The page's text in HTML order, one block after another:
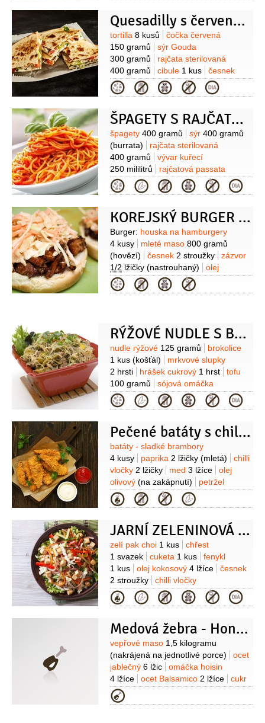
Quesadilly s červenou čočkou
Suroviny
tortilla 8 kusů
čočka červená
150 gramů
sýr Gouda
300 gramů
rajčata sterilovaná
400 gramů
cibule 1 kus
česnek
2 stroužky
kmín římský
1 lžíce
(drcený)
chilli vločky1/2lžičky
olej
1 kus
petržel hladkolistá
1 hrst
česnek 2 stroužky
šťáva
limetková
(z 1 limetky)
olej olivový
50 mililitrů
mandle 1 hrst
Kategorie
ŠPAGETY S RAJČATOVOU OMÁČKOU A BURRATOU
Suroviny
špagety 400 gramů sýr 400 gramů
(burrata)
rajčata sterilovaná
400 gramů
vývar kuřecí
250 mililitrů
rajčatová passata
100 gramů
cibule 1 kus
česnek
2 stroužky
chilli vločky(podle
Kategorie
KOREJSKÝ BURGER S KIMČI
Suroviny
Burger: houska na hamburgery
4 kusy
mleté maso 800 gramů
(hovězí)
česnek 2 stroužky
zázvor
1/2 lžičky (nastrouhaný)
olej
sezamový
1 lžička
sójová omáčka
1 lžička
pepř černý1/4lžičky
omáčka 180 gramů
cukr třtinový
150 gramů
ocet rýžový
60 mililitrů
česnek3 stroužky
olej
sezamový1,5 lžičky zázvor1 lžička
(nastrouhaný)
chilli vločky
1/2lžičky
pepř černý
1/2lžičky
moučka kukuřičná (škrob)
2 lžíce
Česneková majonéza:
2 stroužky
cibulka jarní 1 svazek
(zelená část)
chilli vločky
chuti)
K podávání: paprička chilli
červená (k podávání) koriandr(k
podávání)
kimči(k podávání)
Kategorie
RÝŽOVÉ NUDLE S BROKOLICOVÝM KOŠŤÁLEM
Suroviny
nudle rýžové 125 gramů
brokolice
1 kus (košťál)
mrkvové slupky
2 hrsti
hrášek cukrový 1 hrst
tofu
100 gramů
sójová omáčka
2 lžíce
rybí omáčka2 lžíce
zázvor
(čerstvý 2cm)
šťáva limetková(z 1/2
Kategorie
Pečené batáty s chilli a medem
Suroviny
batáty - sladké brambory
4 kusy
paprika 2 lžičky (mletá)
chilli
vločky 2 lžičky med 3 lžíce
olej
olivový (na zakápnutí)
petržel
hladkolistá
1 hrst šťáva limetková
1 limetky)
sůl pepř
Kategorie
JARNÍ ZELENINOVÁ PÁNEV S MARINOVANÝM TOFU
Suroviny
zelí pak choi 1 kus
chřest
1 svazek
cuketa 1 kus
fenykl
1 kus
olej kokosový 4 lžíce
česnek
2 stroužky
chilli vločky
1/2lžičky
sójová omáčka
1 lžička
nudle rýžové
Na
(natural)
česnek 1 stroužek
koření
kari2 lžičky
sójová omáčka
4 lžíce
olej olivový 2 lžíce
Kategorie
Medová žebra - Honey ribs
Suroviny
vepřové maso 1,5 kilogramu
(nakrájená na jednotlivé porce)
ocet
jablečný 6 lžic
omáčka hoisin
4 lžíce
ocet Balsamico 2 lžíce
cukr
1 lžíce
1 špetka
voda2 decilitry
Kategorie